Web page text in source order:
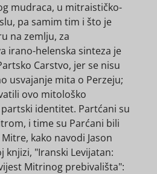
mudraca, u mitraističko-
pa samim tim i što je
na zemlju, za
irano-helenska sinteza je
Carstvo, jer se nisu
usvajanje mita o Perzeju;
ovo mitološko
identitet. Partćani su
i time su Parćani bili
kako navodi Jason
knjizi, "Iranski Levijatan:
Mitrinog prebivališta":